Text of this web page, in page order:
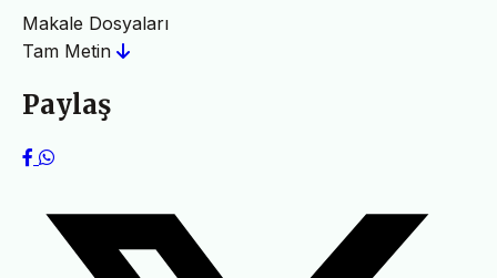
Makale Dosyaları
Tam Metin
Paylaş